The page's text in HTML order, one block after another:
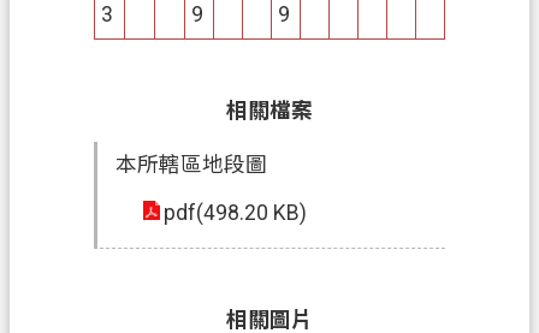
3
9
9
相關檔案
本所轄區地段圖
pdf(498.20 KB)
相關圖片